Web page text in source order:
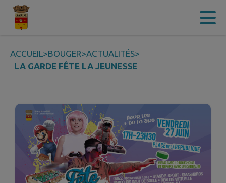
Contenu
ACCUEIL>BOUGER>ACTUALITÉS>
LA GARDE FÊTE LA JEUNESSE